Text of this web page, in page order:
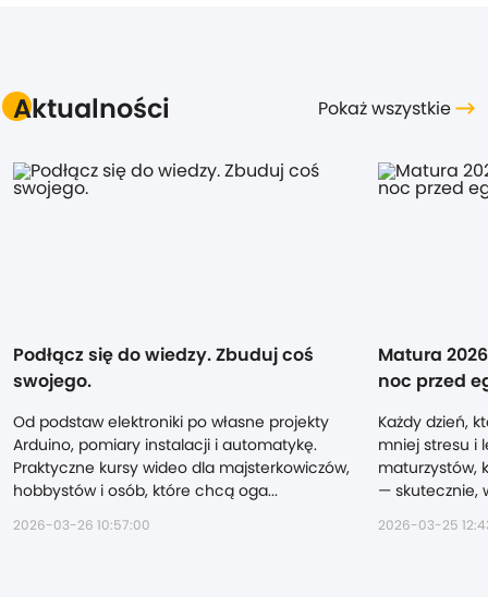
Aktualności Pokaż wszystkie
Podłącz się do wiedzy. Zbuduj coś
swojego.
Od podstaw elektroniki po własne projekty
Arduino, pomiary instalacji i automatykę.
Praktyczne kursy wideo dla majsterkowiczów,
hobbystów i osób, które chcą oga...
2026-03-26 10:57:00
Matura
noc przed
Każdy dzień,
mniej stresu i
maturzystów,
— skutecznie,
2026-03-25